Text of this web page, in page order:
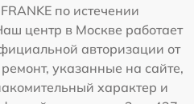
по истечении
центр в Москве работает
авторизации от
указанные на сайте,
характер и